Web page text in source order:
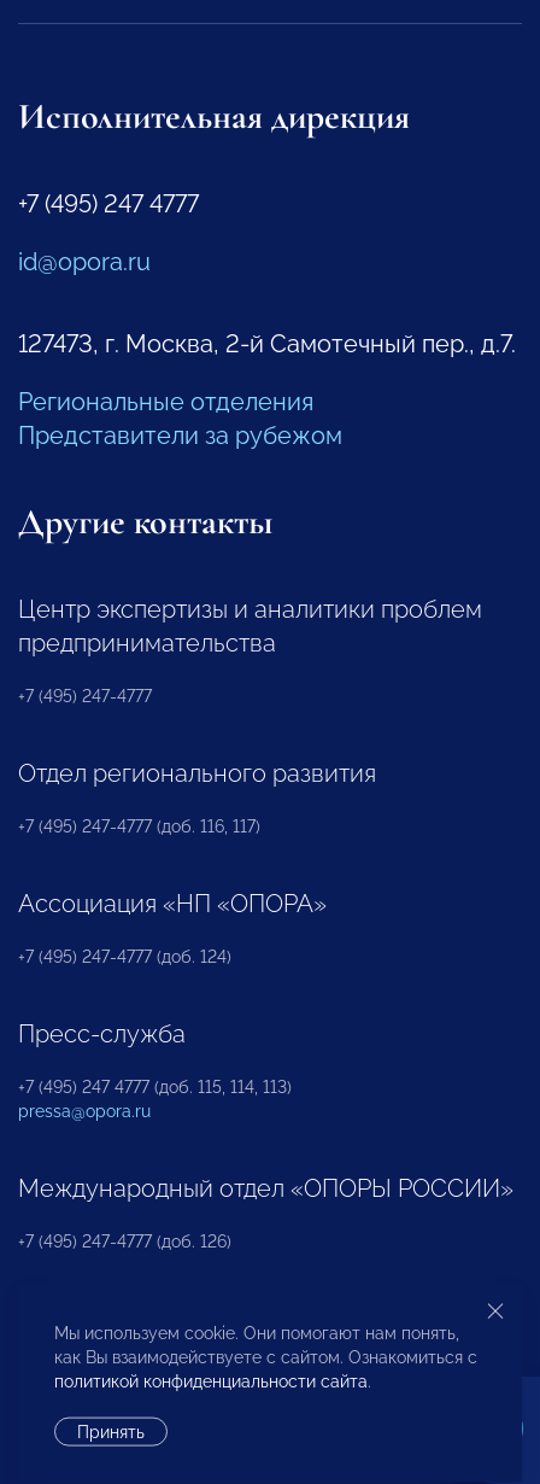
Исполнительная дирекция
+7 (495) 247 4777
id@opora.ru
127473, г. Москва, 2-й Самотечный пер., д.7.
Региональные отделения
Представители за рубежом
Другие контакты
Центр экспертизы и аналитики проблем
предпринимательства
+7 (495) 247-4777
Отдел регионального развития
+7 (495) 247-4777 (доб. 116, 117)
Ассоциация «НП «ОПОРА»
+7 (495) 247-4777 (доб. 124)
Пресс-служба
+7 (495) 247 4777 (доб. 115, 114, 113)
pressa@opora.ru
Международный отдел «ОПОРЫ РОССИИ»
+7 (495) 247-4777 (доб. 126)
Бюро по защите прав предпринимателей и
инвесторов
Мы используем cookie. Они помогают нам понять,
как Вы взаимодействуете с сайтом. Ознакомиться с
политикой конфиденциальности сайта.
Принять